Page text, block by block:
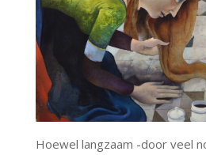
Hoewel langzaam -door veel